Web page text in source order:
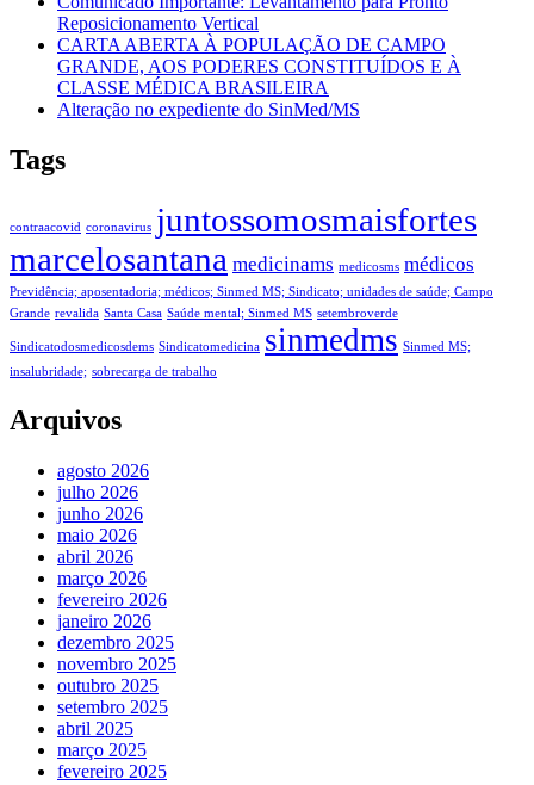
Reposicionamento Vertical
CARTA ABERTA À POPULAÇÃO DE CAMPO
GRANDE, AOS PODERES CONSTITUÍDOS E À
CLASSE MÉDICA BRASILEIRA
Alteração no expediente do SinMed/MS
Tags
contraacovid coronavirus juntossomosmaisfortes
marcelosantana medicinams medicosms médicos
Previdência; aposentadoria; médicos; Sinmed MS; Sindicato; unidades de saúde; Campo
Grande revalida Santa Casa Saúde mental; Sinmed MS setembroverde
Sindicatodosmedicosdems Sindicatomedicina sinmedms Sinmed MS;
insalubridade; sobrecarga de trabalho
Arquivos
agosto 2026
julho 2026
junho 2026
maio 2026
abril 2026
março 2026
fevereiro 2026
janeiro 2026
dezembro 2025
novembro 2025
outubro 2025
setembro 2025
abril 2025
março 2025
fevereiro 2025